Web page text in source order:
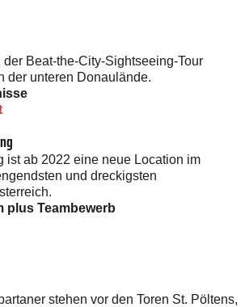
der Beat-the-City-­Sightseeing-Tour
der unteren Donaulände.
ist ab 2022 eine neue Location im
und dreckigsten
plus Teambewerb
stehen vor den Toren St. Pöltens,